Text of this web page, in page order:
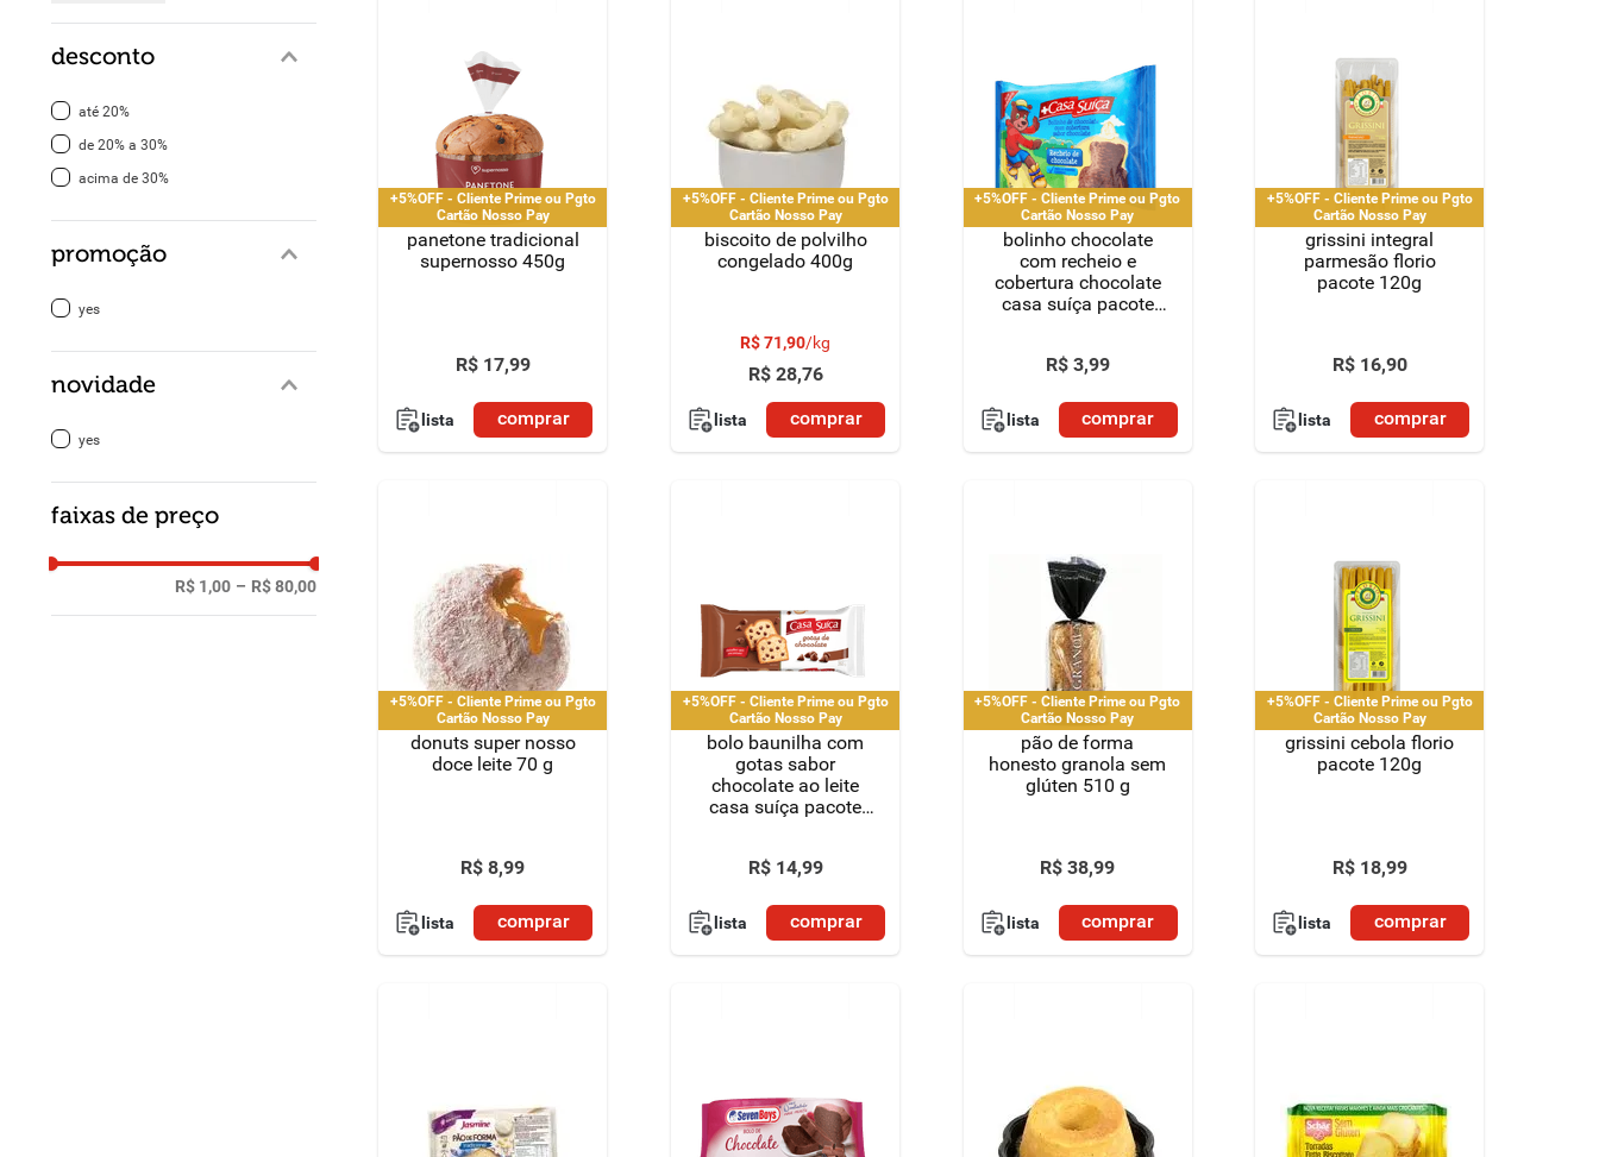
desconto
até 20%
de 20% a 30%
acima de 30%
promoção
yes
novidade
yes
faixas de preço
R$ 1,00 – R$ 80,00
+5%OFF - Cliente Prime ou Pgto
Cartão Nosso Pay
panetone tradicional
supernosso 450g
R$ 17,99
lista comprar
+5%OFF - Cliente Prime ou Pgto
Cartão Nosso Pay
biscoito de polvilho
congelado 400g
R$71,90/kg
R$ 28,76
lista comprar
+5%OFF - Cliente Prime ou Pgto
Cartão Nosso Pay
bolinho chocolate
com recheio e
cobertura chocolate
casa suíça pacote
R$ 3,99
lista comprar
+5%OFF - Cliente Prime ou Pgto
Cartão Nosso Pay
grissini integral
parmesão florio
pacote 120g
R$ 16,90
lista comprar
+5%OFF - Cliente Prime ou Pgto
Cartão Nosso Pay
donuts super nosso
doce leite 70 g
R$ 8,99
lista comprar
+5%OFF - Cliente Prime ou Pgto
Cartão Nosso Pay
bolo baunilha com
gotas sabor
chocolate ao leite
casa suíça pacote
R$ 14,99
lista comprar
+5%OFF - Cliente Prime ou Pgto
Cartão Nosso Pay
pão de forma
honesto granola sem
glúten 510 g
R$ 38,99
lista comprar
+5%OFF - Cliente Prime ou Pgto
Cartão Nosso Pay
grissini cebola florio
pacote 120g
R$ 18,99
lista comprar